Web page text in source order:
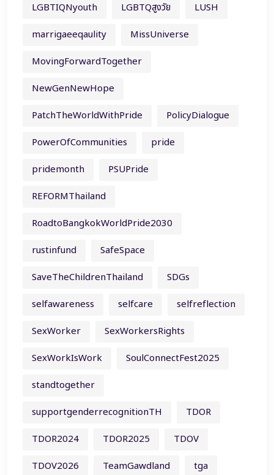
LGBTIQNyouth
LGBTQสูงวัย
LUSH
marrigaeeqaulity
MissUniverse
MovingForwardTogether
NewGenNewHope
PatchTheWorldWithPride
PolicyDialogue
PowerOfCommunities
pride
pridemonth
PSUPride
REFORMThailand
RoadtoBangkokWorldPride2030
rustinfund
SafeSpace
SaveTheChildrenThailand
SDGs
selfawareness
selfcare
selfreflection
SexWorker
SexWorkersRights
SexWorkIsWork
SoulConnectFest2025
standtogether
supportgenderrecognitionTH
TDOR
TDOR2024
TDOR2025
TDOV
TDOV2026
TeamGawdland
tga